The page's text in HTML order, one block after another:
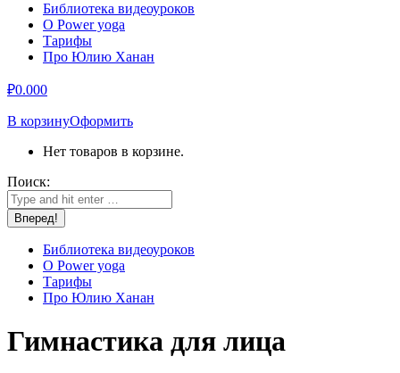
Библиотека видеоуроков
О Power yoga
Тарифы
Про Юлию Ханан
₽0.000
В корзинуОформить
Нет товаров в корзине.
Поиск:
Библиотека видеоуроков
О Power yoga
Тарифы
Про Юлию Ханан
Гимнастика для лица